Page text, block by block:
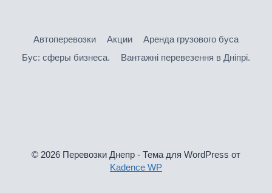
Автоперевозки Акции
Аренда грузового буса
Бус: сферы бизнеса.
Вантажнi перевезення в Днiпрi.
© 2026 Перевозки Днепр - Тема для WordPress от
Kadence WP